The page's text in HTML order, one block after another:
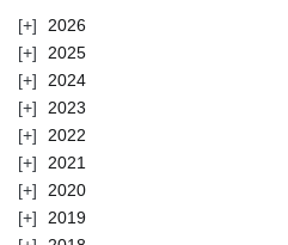
2026
2025
2024
2023
2022
2021
2020
2019